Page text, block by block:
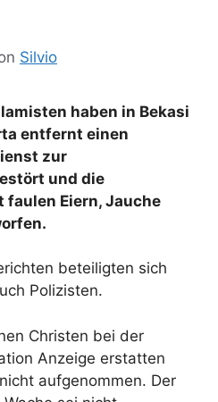
Silvio
haben in Bekasi
entfernt einen
zur
und die
Eiern, Jauche
beteiligten sich
Polizisten.
Christen bei der
Anzeige erstatten
aufgenommen. Der